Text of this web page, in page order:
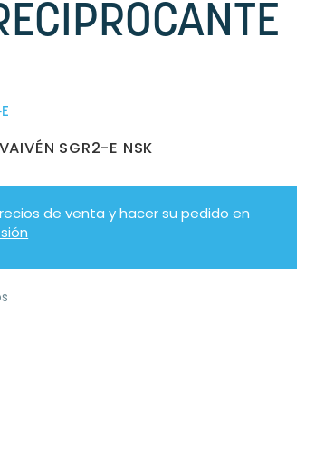
SGR2-E NSK
de venta y hacer su pedido en